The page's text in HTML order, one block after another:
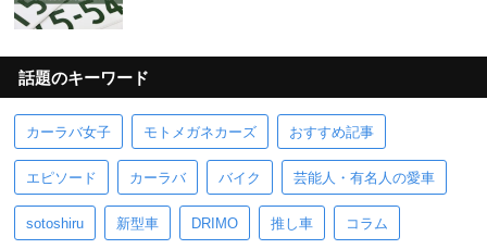
話題のキーワード
カーラバ女子 モトメガネカーズ おすすめ記事
エピソード カーラバ バイク 芸能人・有名人の愛車
sotoshiru 新型車 DRIMO 推し車 コラム